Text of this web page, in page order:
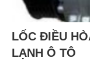
LỐC ĐIỀU
LẠNH Ô TÔ